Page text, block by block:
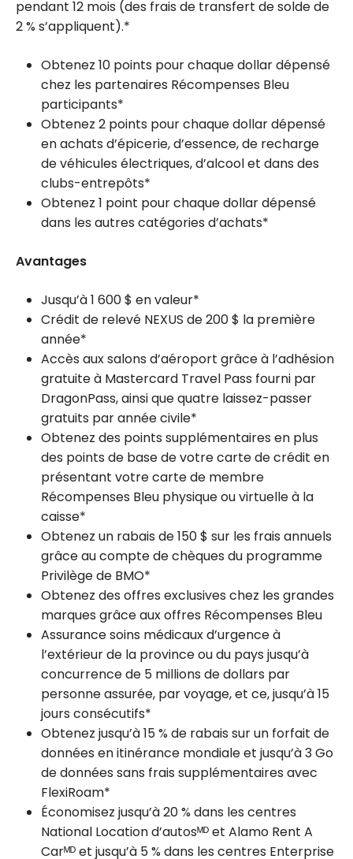
pendant 12 mois (des frais de transfert de solde de
2 % s’appliquent).*
Obtenez 10 points pour chaque dollar dépensé
chez les partenaires Récompenses Bleu
participants*
Obtenez 2 points pour chaque dollar dépensé
en achats d’épicerie, d’essence, de recharge
de véhicules électriques, d’alcool et dans des
clubs-entrepôts*
Obtenez 1 point pour chaque dollar dépensé
dans les autres catégories d’achats*
Avantages
Jusqu’à 1 600 $ en valeur*
Crédit de relevé NEXUS de 200 $ la première
année*
Accès aux salons d’aéroport grâce à l’adhésion
gratuite à Mastercard Travel Pass fourni par
DragonPass, ainsi que quatre laissez-passer
gratuits par année civile*
Obtenez des points supplémentaires en plus
des points de base de votre carte de crédit en
présentant votre carte de membre
Récompenses Bleu physique ou virtuelle à la
caisse*
Obtenez un rabais de 150 $ sur les frais annuels
grâce au compte de chèques du programme
Privilège de BMO*
Obtenez des offres exclusives chez les grandes
marques grâce aux offres Récompenses Bleu
Assurance soins médicaux d’urgence à
l’extérieur de la province ou du pays jusqu’à
concurrence de 5 millions de dollars par
personne assurée, par voyage, et ce, jusqu’à 15
jours consécutifs*
Obtenez jusqu’à 15 % de rabais sur un forfait de
données en itinérance mondiale et jusqu’à 3 Go
de données sans frais supplémentaires avec
FlexiRoam*
Économisez jusqu’à 20 % dans les centres
National Location d’autosᴹᴰ et Alamo Rent A
Carᴹᴰ et jusqu’à 5 % dans les centres Enterprise